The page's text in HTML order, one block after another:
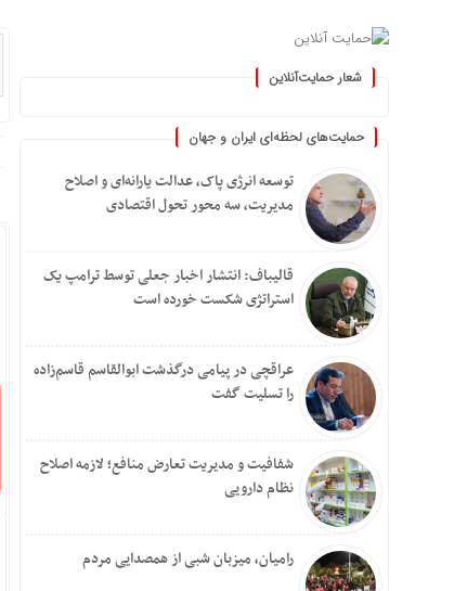
شعار حمایت‌آنلاین
حمایت‌های لحظه‌ای ایران و جهان
توسعه انرژی پاک، عدالت یارانه‌ای و اصلاح
مدیریت، سه محور تحول اقتصادی
قالیباف: انتشار اخبار جعلی توسط ترامپ یک
استراتژی شکست خورده است
عراقچی در پیامی درگذشت ابوالقاسم قاسم‌زاده
را تسلیت گفت
شفافیت و مدیریت تعارض منافع؛ لازمه اصلاح
نظام دارویی
رامیان، میزبان شبی از همصدایی مردم